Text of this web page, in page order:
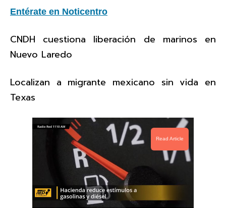
Entérate en Noticentro
CNDH cuestiona liberación de marinos en
Nuevo Laredo
Localizan a migrante mexicano sin vida en
Texas
Read Article